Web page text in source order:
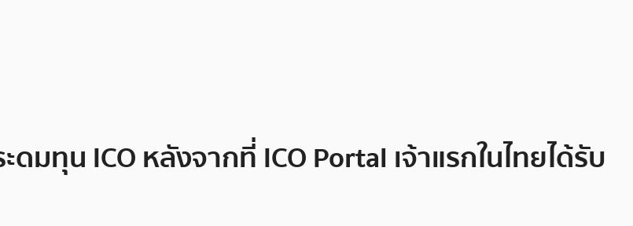
มทุน ICO หลังจากที่ ICO Portal เจ้าแรกในไทยได้รับ